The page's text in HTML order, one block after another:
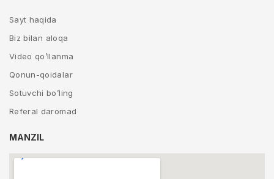
Sayt haqida
Biz bilan aloqa
Video qo’llanma
Qonun-qoidalar
Sotuvchi bo’ling
Referal daromad
MANZIL